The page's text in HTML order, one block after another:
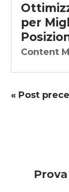
per
Content
« Post